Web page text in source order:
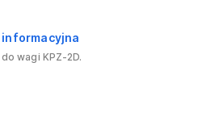
informacyjna
wagi KPZ-2D.